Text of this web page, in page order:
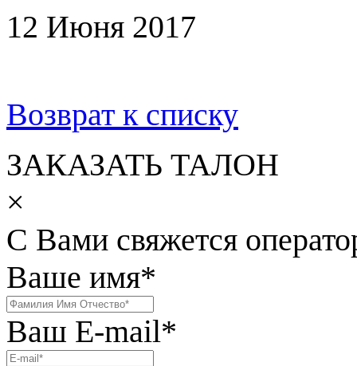
12 Июня 2017
Возврат к списку
ЗАКАЗАТЬ ТАЛОН
×
С Вами свяжется
Ваше имя*
Ваш E-mail*